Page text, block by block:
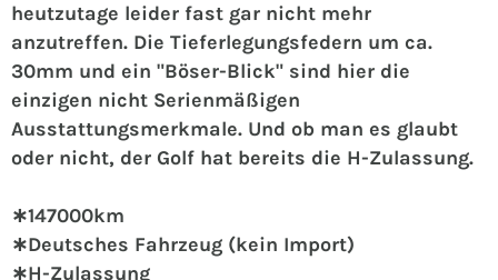
heutzutage leider fast gar nicht mehr
anzutreffen. Die Tieferlegungsfedern um ca.
30mm und ein "Böser-Blick" sind hier die
einzigen nicht Serienmäßigen
Ausstattungsmerkmale. Und ob man es glaubt
oder nicht, der Golf hat bereits die H-Zulassung.
∗147000km
∗Deutsches Fahrzeug (kein Import)
∗H-Zulassung